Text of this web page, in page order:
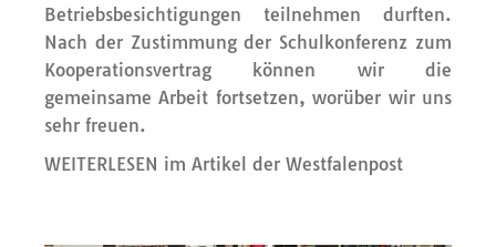
Betriebsbesichtigungen teilnehmen durften.
Nach der Zustimmung der Schulkonferenz zum
Kooperationsvertrag können wir die
gemeinsame Arbeit fortsetzen, worüber wir uns
sehr freuen.
WEITERLESEN im Artikel der Westfalenpost